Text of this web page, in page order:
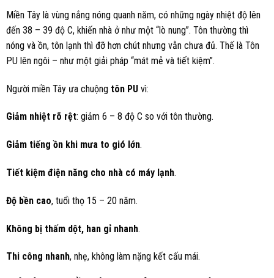
Miền Tây là vùng nắng nóng quanh năm, có những ngày nhiệt độ lên
đến 38 – 39 độ C, khiến nhà ở như một “lò nung”. Tôn thường thì
nóng và ồn, tôn lạnh thì đỡ hơn chút nhưng vẫn chưa đủ. Thế là Tôn
PU lên ngôi – như một giải pháp “mát mẻ và tiết kiệm”.
Người miền Tây ưa chuộng tôn PU vì:
Giảm nhiệt rõ rệt: giảm 6 – 8 độ C so với tôn thường.
Giảm tiếng ồn khi mưa to gió lớn.
Tiết kiệm điện năng cho nhà có máy lạnh.
Độ bền cao, tuổi thọ 15 – 20 năm.
Không bị thấm dột, han gỉ nhanh.
Thi công nhanh, nhẹ, không làm nặng kết cấu mái.